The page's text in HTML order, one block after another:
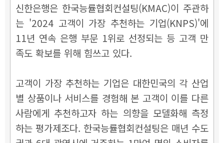
신한은행은 한국능률협회컨설팅(KMAC)이 주관하
는 '2024 고객이 가장 추천하는 기업(KNPS)'에
11년 연속 은행 부문 1위로 선정되는 등 고객 만
족도 확보를 위해 힘쓰고 있다.
고객이 가장 추천하는 기업은 대한민국의 각 산업
별 상품이나 서비스를 경험해 본 고객이 이를 다른
사람에게 추천하고자 하는 의향을 모델화해 측정
하는 평가제조다. 한국능률협회컨설팅은 매년 수도